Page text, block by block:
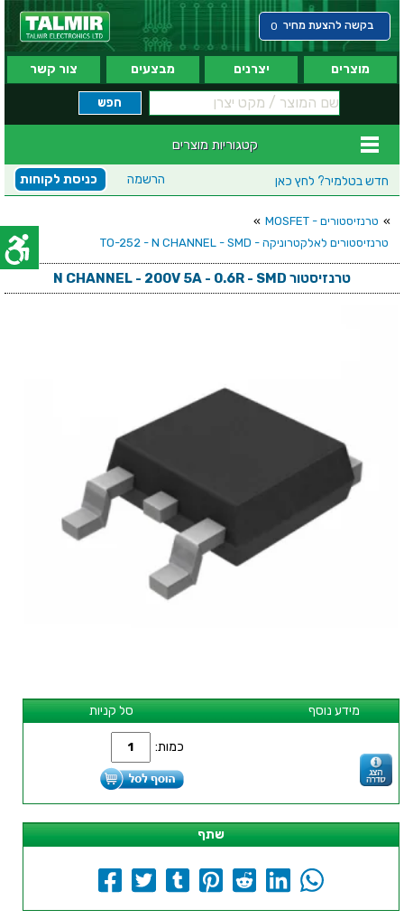
בקשה להצעת מחיר 0
מוצרים יצרנים מבצעים צור קשר
קטגוריות מוצרים
חדש בטלמיר? לחץ כאן כניסת לקוחות הרשמה
» טרנזיסטורים - MOSFET
»
טרנזיסטורים לאלקטרוניקה - TO-252 - N CHANNEL - SMD
טרנזיסטור N CHANNEL - 200V 5A - 0.6R - SMD
סל קניות מידע נוסף
כמות:
שתף